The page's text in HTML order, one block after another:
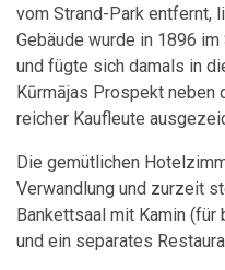
vom Strand-Park entfernt,
Gebäude wurde in 1896
und fügte sich damals in
Kūrmājas Prospekt neben
reicher Kaufleute
Die gemütlichen
Verwandlung und zurzeit
Bankettsaal mit Kamin
und ein separates